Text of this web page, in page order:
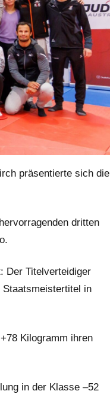
präsentierte sich die
dritten
Der Titelverteidiger
in
Kilogramm ihren
in der Klasse –52